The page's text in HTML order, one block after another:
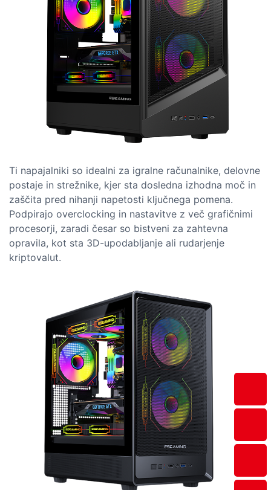
Ti napajalniki so idealni za igralne računalnike, delovne
postaje in strežnike, kjer sta dosledna izhodna moč in
zaščita pred nihanji napetosti ključnega pomena.
Podpirajo overclocking in nastavitve z več grafičnimi
procesorji, zaradi česar so bistveni za zahtevna
opravila, kot sta 3D-upodabljanje ali rudarjenje
kriptovalut.